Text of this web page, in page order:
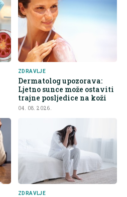
ZDRAVLJE
Dermatolog upozorava:
Ljetno sunce može ostaviti
trajne posljedice na koži
04. 08. 2026.
ZDRAVLJE